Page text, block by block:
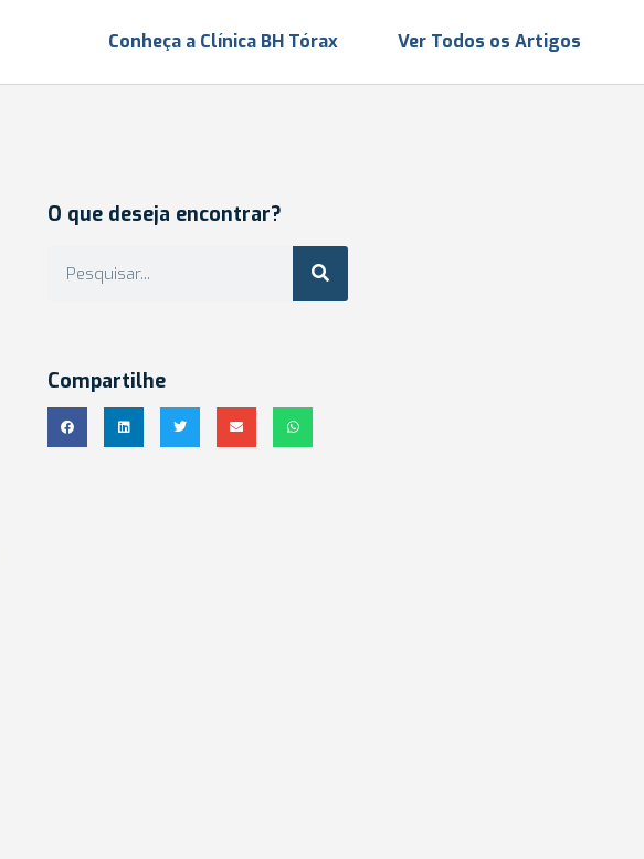
Conheça a Clínica BH Tórax Ver Todos os Artigos
O que deseja encontrar?
Compartilhe